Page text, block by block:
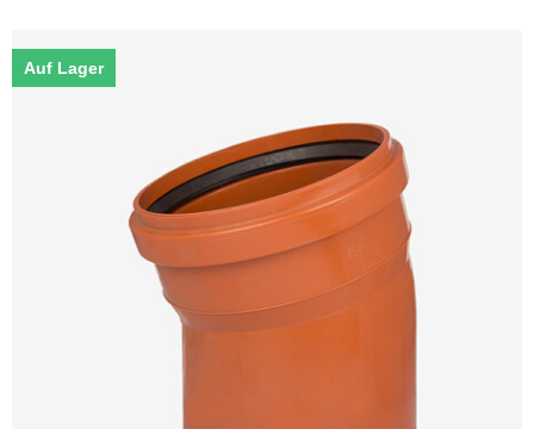
Auf Lager